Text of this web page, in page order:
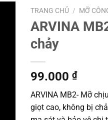
TRANG CHỦ / MỠ
ARVINA
chảy
99.000 ₫
ARVINA MB2- Mỡ
giọt cao, không bị